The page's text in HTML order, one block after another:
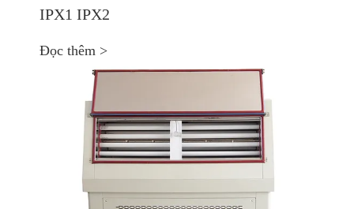
IPX1 IPX2
Đọc thêm >